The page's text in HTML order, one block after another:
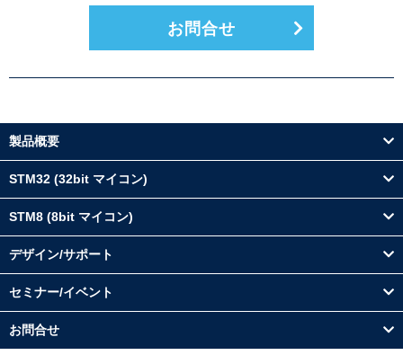
お問合せ
製品概要
STM32 (32bit マイコン)
STM8 (8bit マイコン)
デザイン/サポート
セミナー/イベント
お問合せ